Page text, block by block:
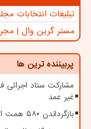
تبلیغات انتخابات
مستر گرین وال |
پربیننده ترین ها
غیر عمد
بازگرداندن ۵۸۰ همت از اموال غارت شده به بیت المال